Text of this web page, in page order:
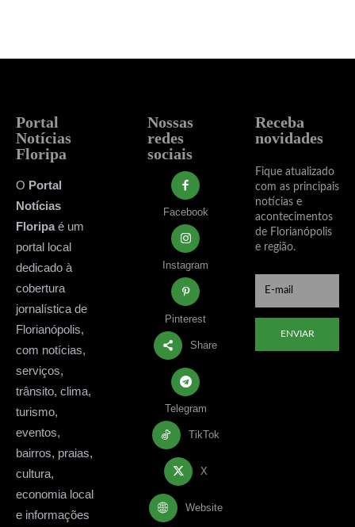
Portal
Notícias
Floripa
O Portal
Notícias
Floripaé um
portal local
dedicado à
cobertura
jornalística de
Florianópolis,
com notícias,
serviços,
trânsito, clima,
turismo,
eventos,
bairros, praias,
cultura,
economia local
e informações
Nossas
redes
sociais
Facebook
Instagram
Pinterest
Share
Telegram
TikTok
X
Website
Receba
novidades
Fique atualizado
com as principais
notícias e
acontecimentos
de Florianópolis
e região.
ENVIAR